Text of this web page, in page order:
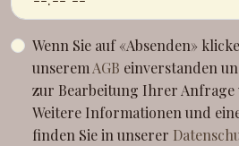
Wenn Sie auf «Absenden»
unseremAGB einverstanden
zur Bearbeitung Ihrer Anfrage
Weitere Informationen und
finden Sie in unserer